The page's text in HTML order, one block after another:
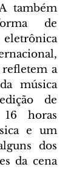
também
de
a
música
de
horas
e um
dos
da cena